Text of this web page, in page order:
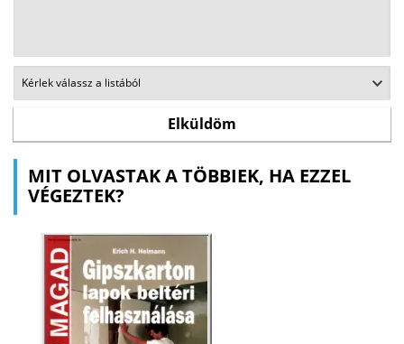
MIT OLVASTAK A TÖBBIEK, HA EZZEL
VÉGEZTEK?